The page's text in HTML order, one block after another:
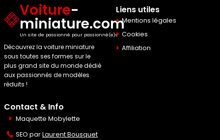
Voiture-
miniature.com
Un site de passionné pour passionné(e)s
Découvrez la voiture miniature
sous toutes ses formes sur le
plus grand site du monde dédié
aux passionnés de modèles
réduits !
Liens utiles
Mentions légales
Cookies
Affiliation
Contact & Info
Maquette Mobylette
SEO parLaurent Bousquet